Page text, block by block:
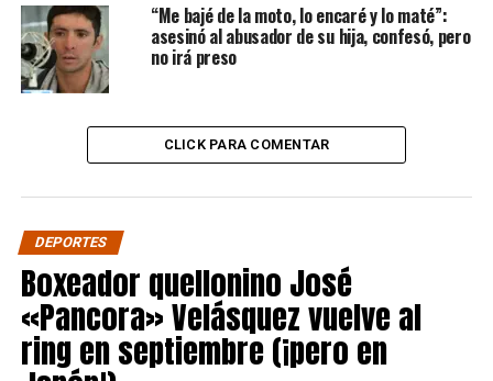
“Me bajé de la moto, lo encaré y lo maté”:
asesinó al abusador de su hija, confesó, pero
no irá preso
CLICK PARA COMENTAR
DEPORTES
Boxeador quellonino José
«Pancora» Velásquez vuelve al
ring en septiembre (¡pero en